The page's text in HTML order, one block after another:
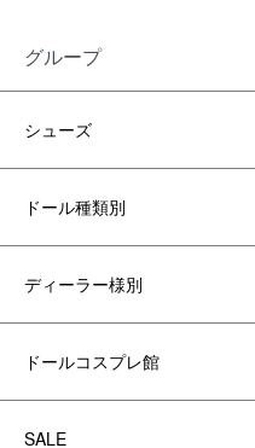
グループ
シューズ
ドール種類別
ディーラー様別
ドールコスプレ館
SALE